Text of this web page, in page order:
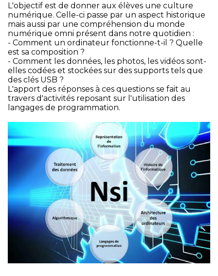
L'objectif est de donner aux élèves une culture
numérique. Celle-ci passe par un aspect historique
mais aussi par une compréhension du monde
numérique omni présent dans notre quotidien :
- Comment un ordinateur fonctionne-t-il ? Quelle
est sa composition ?
- Comment les données, les photos, les vidéos sont-
elles codées et stockées sur des supports tels que
des clés USB ?
L'apport des réponses à ces questions se fait au
travers d'activités reposant sur l'utilisation des
langages de programmation.